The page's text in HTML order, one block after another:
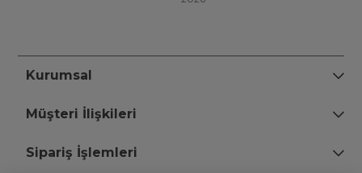
Kurumsal
Müşteri İlişkileri
Sipariş İşlemleri